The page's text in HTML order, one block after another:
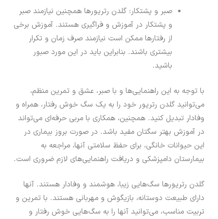
صبر و پشتکار: گلدن رتریورها همچنین نیازمند صبر
و پشتکار در آموزش و فراگیری هستند. آموزش برخی
از رفتارها ممکن است نیازمند صرف زمان و تکرار
بیشتری باشند. بنابراین باید در این مورد صبور
باشید.
با توجه به این راهنمایی‌ها و با صبر، عشق و تمرین منظم،
می‌توانید گلدن رتریور خود را به یک سگ خوش رفتار، همراه و
وفادار تبدیل کنید. همچنین، همکاری با مربی حرفه‌ای می‌تواند
در آموزش بهتر سگتان مفید باشد. در صورت بروز بیماری در
این حیوانات خانگی، برای حفظ سلامتی آنها، مراجعه به
بیمارستان دامپزشکی و دریافت راهنمایی‌های لازم ضروری است.
گلدن رتریورها سگ‌هایی زیبا، هوشمند و وفادار هستند. آنها
دارای طبیعت دوستانه، بازیگوش و مهربانی هستند. با تمرین و
تربیت مناسب، می‌توانید آنها را به سگ‌هایی خوش رفتار و